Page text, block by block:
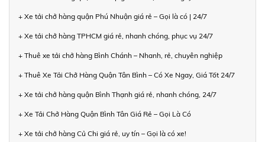
+ Xe tải chở hàng quận Phú Nhuận giá rẻ – Gọi là có | 24/7
+ Xe tải chở hàng TPHCM giá rẻ, nhanh chóng, phục vụ 24/7
+ Thuê xe tải chở hàng Bình Chánh – Nhanh, rẻ, chuyên nghiệp
+ Thuê Xe Tải Chở Hàng Quận Tân Bình – Có Xe Ngay, Giá Tốt 24/7
+ Xe tải chở hàng quận Bình Thạnh giá rẻ, nhanh chóng, 24/7
+ Xe Tải Chở Hàng Quận Bình Tân Giá Rẻ – Gọi Là Có
+ Xe tải chở hàng Củ Chi giá rẻ, uy tín – Gọi là có xe!